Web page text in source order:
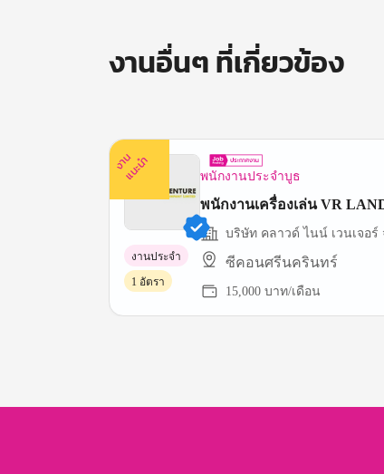
งานอื่นๆ ที่เกี่ยวข้อง
ง
า
น
แ
น
ะ
นำ พนักงานประจำบูธ
พนักงานเครื่องเล่น VR
บริษัท คลาวด์ ไนน์ เวนเจอร์
ซีคอนศรีนครินทร์
15,000 บาท/เดือน
งานประจำ
1 อัตรา